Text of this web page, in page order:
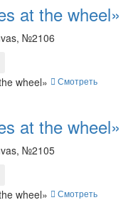
at the wheel»
№2106
Смотреть
at the wheel»
№2105
Смотреть